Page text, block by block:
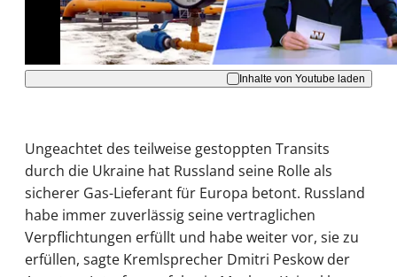
Akzeptieren
Inhalte von Youtube laden
Ungeachtet des teilweise gestoppten Transits
durch die Ukraine hat Russland seine Rolle als
sicherer Gas-Lieferant für Europa betont. Russland
habe immer zuverlässig seine vertraglichen
Verpflichtungen erfüllt und habe weiter vor, sie zu
erfüllen, sagte Kremlsprecher Dmitri Peskow der